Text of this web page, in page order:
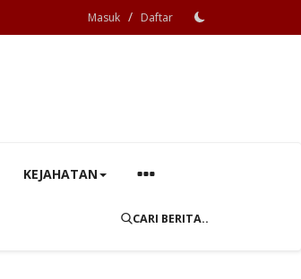
Masuk / Daftar
KEJAHATAN
CARI BERITA..